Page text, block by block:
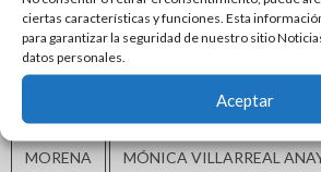
ciertas características y funciones. Esta
para garantizar la seguridad de nuestro sitio
datos personales.
Aceptar
INFRAESTRUCTURA HIDRÁULICA
INFRAESTRUCTURA URBANA
MORENA MÓNICA VILLARREAL